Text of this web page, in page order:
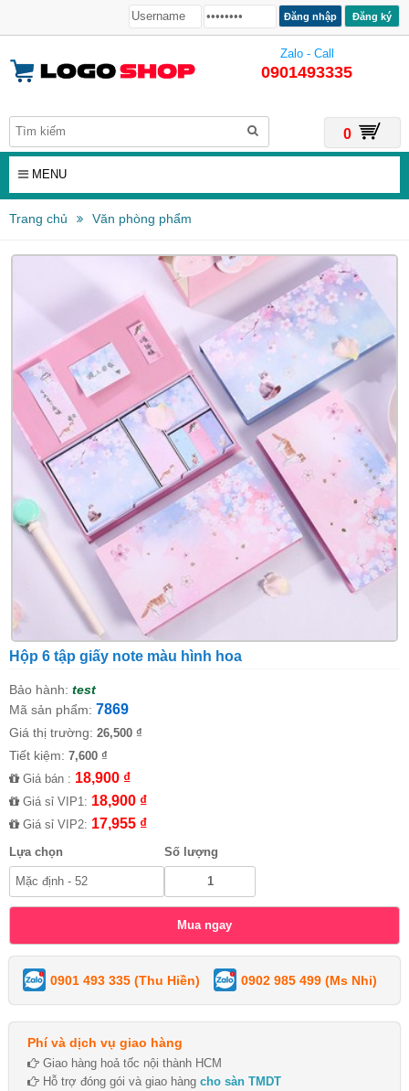
Đăng ký
Zalo - Call
0901493335
0
MENU
Trang chủ Văn phòng phẩm
Hộp 6 tập giấy note màu hình hoa
Bảo hành: test
Mã sản phẩm: 7869
Giá thị trường: 26,500 ₫
Tiết kiệm: 7,600 ₫
Giá bán : 18,900 ₫
Giá sỉ VIP1: 18,900 ₫
Giá sỉ VIP2: 17,955 ₫
Lựa chọn Số lượng
0901 493 335 (Thu Hiền) 0902 985 499 (Ms Nhi)
Phí và dịch vụ giao hàng
Giao hàng hoả tốc nội thành HCM
Hỗ trợ đóng gói và giao hàng cho sàn TMDT